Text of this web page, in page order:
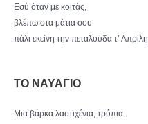
Εσύ όταν με κοιτάς,
βλέπω στα μάτια σου
πάλι εκείνη την πεταλούδα τ’ Απρίλη
ΤΟ ΝΑΥΑΓΙΟ
Μια βάρκα λαστιχένια, τρύπια.